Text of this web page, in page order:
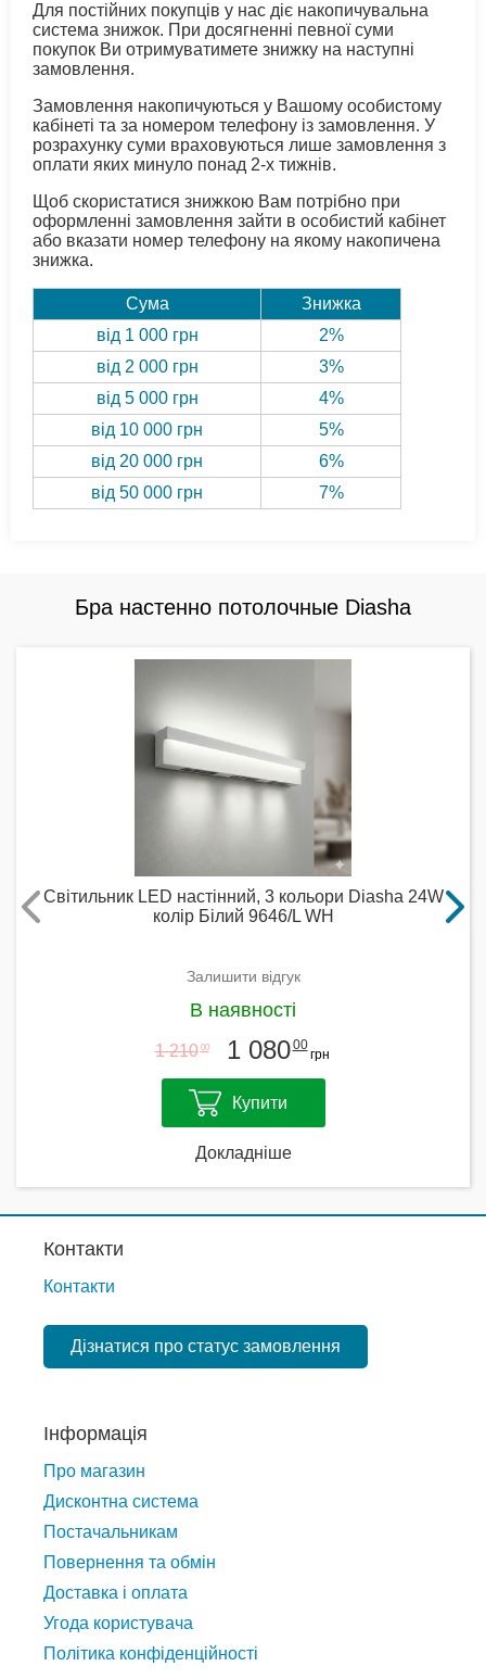
Для постійних покупців у нас діє накопичувальна
система знижок. При досягненні певної суми
покупок Ви отримуватимете знижку на наступні
замовлення.
Замовлення накопичуються у Вашому особистому
кабінеті та за номером телефону із замовлення. У
розрахунку суми враховуються лише замовлення з
оплати яких минуло понад 2-х тижнів.
Щоб скористатися знижкою Вам потрібно при
оформленні замовлення зайти в особистий кабінет
або вказати номер телефону на якому накопичена
знижка.
Сума
Знижка
від 1 000 грн
2%
від 2 000 грн
3%
від 5 000 грн
4%
від 10 000 грн
5%
від 20 000 грн
6%
від 50 000 грн
7%
Бра настенно потолочные Diasha
Світильник LED настінний, 3 кольори Diasha 24W
колір Білий 9646/L WH
Залишити відгук
В наявності
1 210 00 1 08000
грн
Купити
Докладніше
Контакти
Контакти
Дізнатися про статус замовлення
Інформація
Про магазин
Дисконтна система
Постачальникам
Повернення та обмін
Доставка і оплата
Угода користувача
Політика конфіденційності